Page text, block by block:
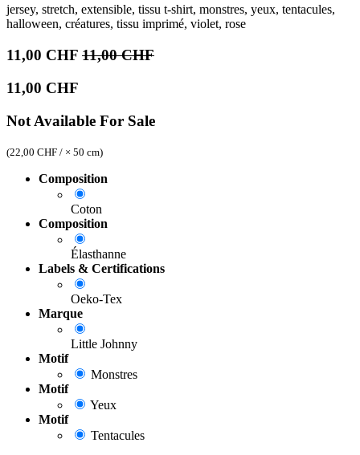
jersey, stretch, extensible, tissu t-shirt, monstres, yeux, tentacules,
halloween, créatures, tissu imprimé, violet, rose
11,00 CHF 11,00CHF
11,00 CHF
Not Available For Sale
(22,00 CHF / × 50 cm)
Composition
Coton
Composition
Élasthanne
Labels & Certifications
Oeko-Tex
Marque
Little Johnny
Motif
Monstres
Motif
Yeux
Motif
Tentacules